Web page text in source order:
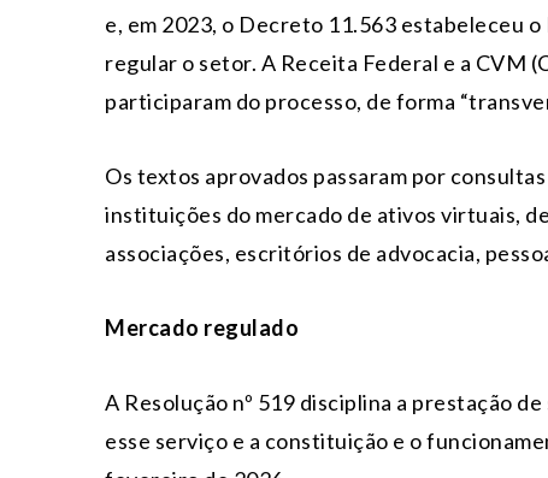
e, em 2023, o Decreto 11.563 estabeleceu
regular o setor. A Receita Federal e a CVM
participaram do processo, de forma
Os textos aprovados passaram por
instituições do mercado de ativos virtuais,
associações, escritórios de advocacia,
Mercado regulado
A Resolução nº 519 disciplina a prestação
esse serviço e a constituição e o